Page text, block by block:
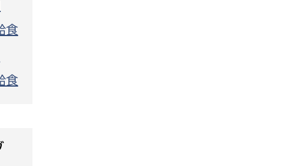
食
食